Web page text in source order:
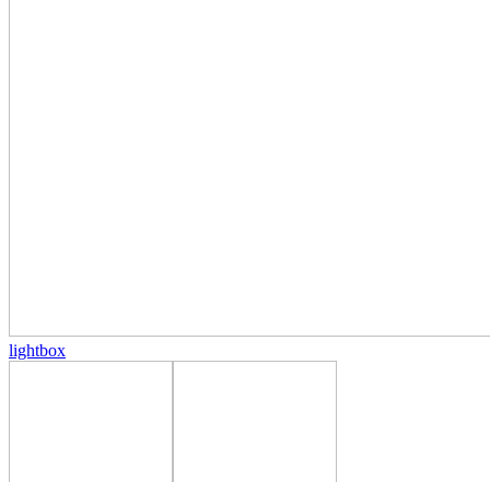
lightbox